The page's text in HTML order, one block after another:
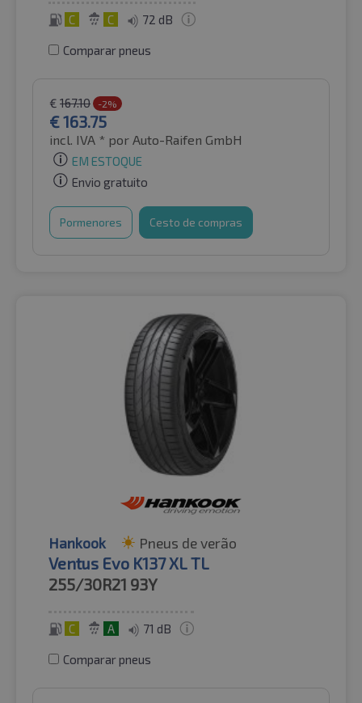
C C 72 dB
Comparar pneus
€ 167.10 -2%
€163.75
incl. IVA * por Auto-Raifen GmbH
EM ESTOQUE
Envio gratuito
Pormenores Cesto de compras
Hankook Pneus de verão
Ventus Evo K137 XL TL
255/30R21 93Y
C A 71 dB
Comparar pneus